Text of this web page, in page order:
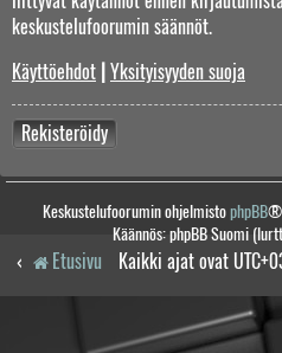
keskustelufoorumin säännöt.
Käyttöehdot Yksityisyyden suoja
Rekisteröidy
Keskustelufoorumin ohjelmistophpBB®
Käännös: phpBB Suomi
Etusivu Kaikki ajat ovat